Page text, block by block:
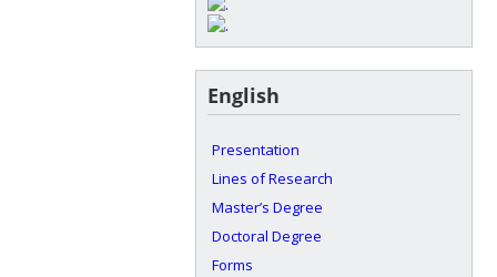
English
Presentation
Lines of Research
Master’s Degree
Doctoral Degree
Forms